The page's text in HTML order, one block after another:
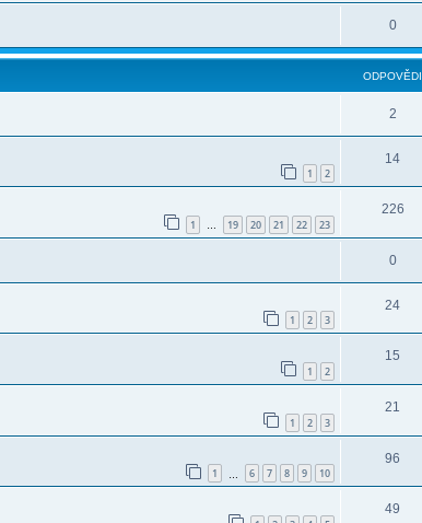
0
ODPOVĚDI
2
1 2
14
1 … 19 20 21 22 23
226
0
1 2 3
24
1 2
15
1 2 3
21
1 6 7 8 9 10
96
49